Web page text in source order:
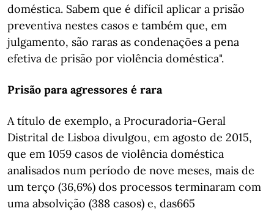
doméstica. Sabem que é difícil aplicar a prisão
preventiva nestes casos e também que, em
julgamento, são raras as condenações a pena
efetiva de prisão por violência doméstica".
Prisão para agressores é rara
A título de exemplo, a Procuradoria-Geral
Distrital de Lisboa divulgou, em agosto de 2015,
que em 1059 casos de violência doméstica
analisados num período de nove meses, mais de
um terço (36,6%) dos processos terminaram com
uma absolvição (388 casos) e, das665